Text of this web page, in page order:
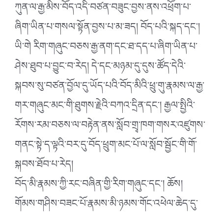
ཀུན་ལ་རྒྱ་མིས་བོད་འདི་བཙན་བཟུང་བྱས་ནས་འཕྲོག་པ་
ཞིག་ཡིན་པ་གསལ་སྟོན་བྱས་པ་མ་ཟད། བོད་པའི་སྐད་དང་།
ཡི་གེ རིག་གཞུང་བཅས་རྒྱ་ནག་དང་ཐ་དད་པ་ཞིག་ཡིན་པ་
ཤེས་ཐུབ་པ་བྱུང་བ་རེད། དེ་དང་མཉམ་དུ་དུས་ཚོད་དེའི་
སྐབས་སུ་བཙན་བྱོལ་དུ་ཡོད་པའི་བོད་མིའི་ཕྲུ་གུ་རྣམས་ལ་རྒྱ་
གར་གཞུང་མང་གི་ཐུགས་རྗེའི་བཀའ་དྲིན་དང་། རྒྱལ་སྤྱིའི་
རོགས་རམ་བཅས་ལ་བརྟེན་ནས་སློབ་གྲྭ་ཁག་གསར་འཛུགས་
གནང་སྟེ་ད་ལྟའི་བར་དུ་བོད་ཕྲུག་མང་པོ་ལ་སློབ་སྦྱོང་གི་གོ་
སྐབས་ཐོབ་པ་རེད།
བོད་མི་རྣམས་ཀྱི་རང་བཞིན་གྱི་རིག་གཞུང་དང་། ཆོས།
གོམས་གཤིས་བཟང་པོ་རྣམས་མི་ཉམས་གོང་འཕེལ་ཆེད་དུ་